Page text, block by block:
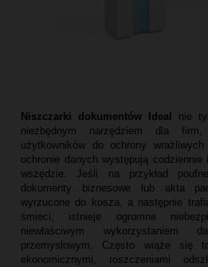
Niszczarki dokumentów Ideal
nie
niezbędnym narzędziem dla
użytkowników do ochrony
ochronie danych występują
wszędzie. Jeśli na przykład
dokumenty biznesowe lub akta
wyrzucone do kosza, a następnie
śmieci, istnieje ogromne
niewłaściwym wykorzystaniem
przemysłowym. Często wiąże się
ekonomicznymi, roszczeniami